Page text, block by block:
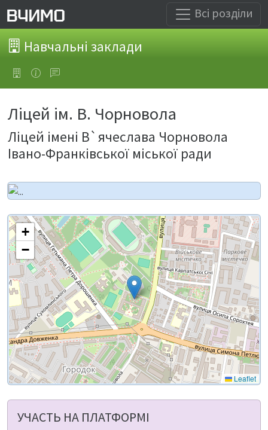
Всі розділи
Навчальні заклади
Ліцей ім. В. Чорновола
Ліцей імені В`ячеслава Чорновола
Івано-Франківської міської ради
+
−
Leaflet
УЧАСТЬ НА ПЛАТФОРМІ